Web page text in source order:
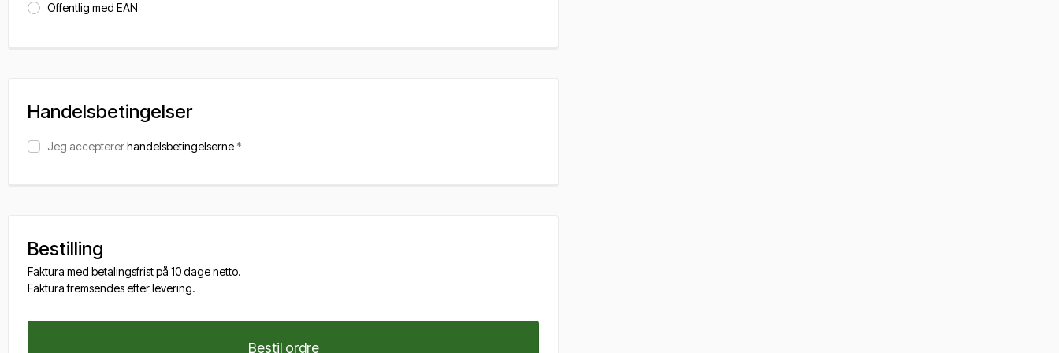
Offentlig med EAN
Handelsbetingelser
Jeg acceptererhandelsbetingelserne*
Bestilling
Faktura med betalingsfrist på 10 dage netto.
Faktura fremsendes efter levering.
Bestil ordre